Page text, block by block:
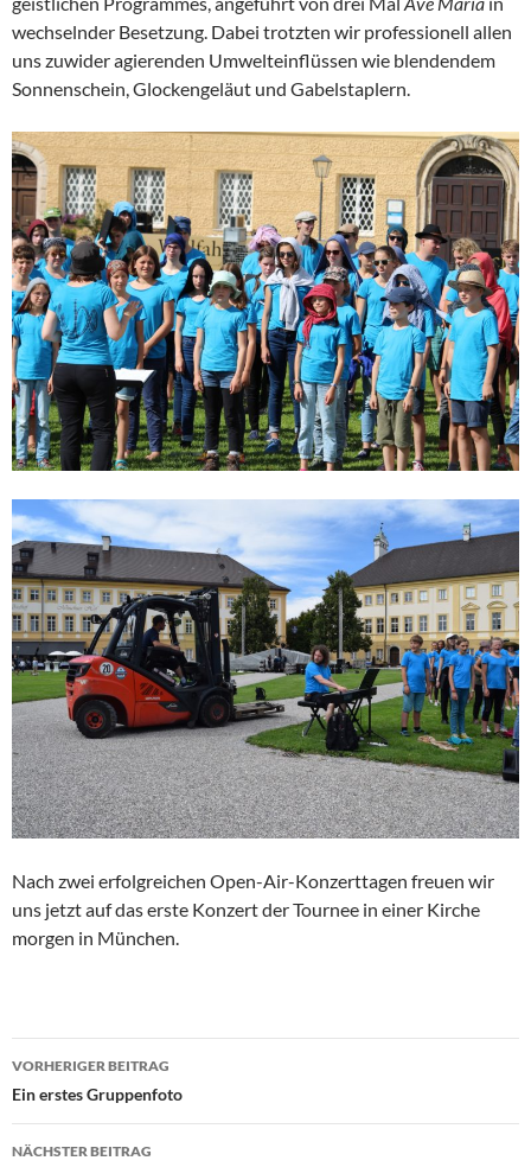
wechselnder Besetzung. Dabei trotzten wir professionell allen
uns zuwider agierenden Umwelteinflüssen wie blendendem
Sonnenschein, Glockengeläut und Gabelstaplern.
Nach zwei erfolgreichen Open-Air-Konzerttagen freuen wir
uns jetzt auf das erste Konzert der Tournee in einer Kirche
morgen in München.
Beitragsnavigation
VORHERIGER BEITRAG
Ein erstes Gruppenfoto
NÄCHSTER BEITRAG